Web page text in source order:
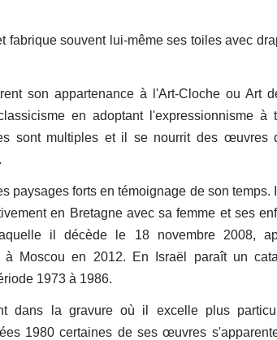
fabrique souvent lui-même ses toiles avec
son appartenance à l'Art-Cloche ou Art
en adoptant l'expressionnisme à
sont multiples et il se nourrit des œuvres
paysages forts en témoignage de son
en Bretagne avec sa femme et ses
il décède le 18 novembre 2008,
Moscou en 2012. En Israël paraît un
1973 à 1986.
dans la gravure où il excelle plus
1980 certaines de ses œuvres